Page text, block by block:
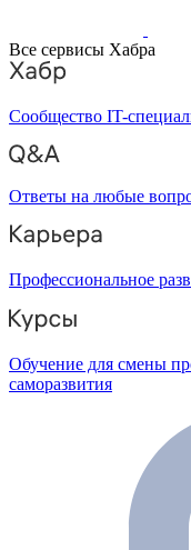
Все сервисы Хабра
Сообщество IT-
Ответы на любые
Профессиональное
Обучение для смены
саморазвития